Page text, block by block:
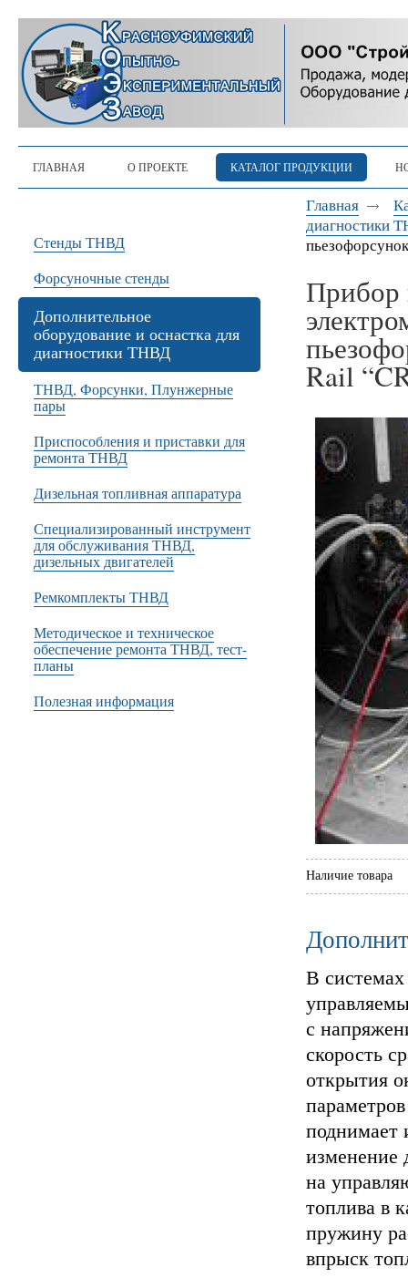
ГЛАВНАЯ О ПРОЕКТЕ КАТАЛОГ ПРОДУКЦИИ
Стенды ТНВД
Форсуночные стенды
Дополнительное
оборудование и оснастка для
диагностики ТНВД
ТНВД, Форсунки, Плунжерные
пары
Приспособления и приставки для
ремонта ТНВД
Дизельная топливная аппаратура
Специализированный инструмент
для обслуживания ТНВД,
дизельных двигателей
Ремкомплекты ТНВД
Методическое и техническое
обеспечение ремонта ТНВД, тест-
планы
Полезная информация
Главная
диагностики
Прибор
Rail
Наличие товара
В
с
скорость
открытия
поднимает
изменение
на
топлива в
пружину
впрыск